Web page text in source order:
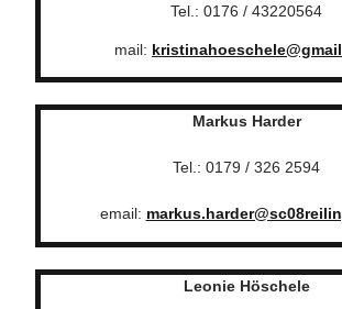
Tel.: 0176 / 43220564
mail:
Markus Harder
Tel.: 0179 / 326 2594
email:
Leonie Höschele